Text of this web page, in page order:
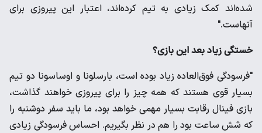
شده‌اند کمک زیادی به تیم کرده‌اند، اعتبار این پیروزی برای
آنهاست."
خستگی زیاد بعد این بازی؟
"فرسودگی فوق‌العاده زیاد بوده است، بارسلونا و اوساسونا دو تیم
بسیار قوی هستند که همه چیز را برای پیروزی خواهند گذاشت،
بازی فینال رقابت بسیار مهمی خواهد بود، ما باید سفر دوشنبه را
که شش ساعت بود را هم در نظر بگیریم. احساس فرسودگی زیادی